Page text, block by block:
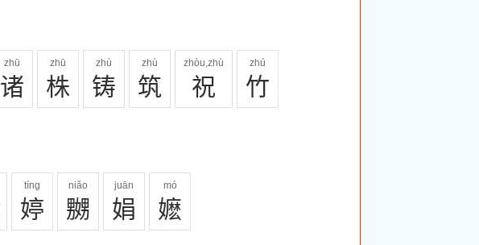
zhū
诸
zhū
株
zhù
铸
zhù
筑
zhòu,zhù
祝
zhú
竹
tíng
婷
niǎo
嬲
juān
娟
mó
嬷